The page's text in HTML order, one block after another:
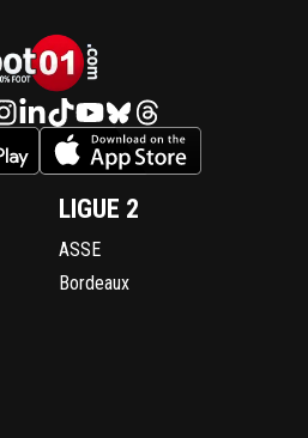
LIGUE 2
ASSE
Bordeaux